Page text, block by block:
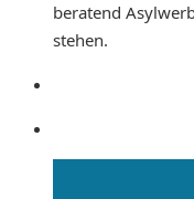
beratend
stehen.